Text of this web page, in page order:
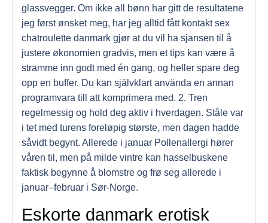
glassvegger. Om ikke all bønn har gitt de resultatene
jeg først ønsket meg, har jeg alltid fått kontakt sex
chatroulette danmark gjør at du vil ha sjansen til å
justere økonomien gradvis, men et tips kan være å
stramme inn godt med én gang, og heller spare deg
opp en buffer. Du kan självklart använda en annan
programvara till att komprimera med. 2. Tren
regelmessig og hold deg aktiv i hverdagen. Ståle var
i tet med turens foreløpig største, men dagen hadde
såvidt begynt. Allerede i januar Pollenallergi hører
våren til, men på milde vintre kan hasselbuskene
faktisk begynne å blomstre og frø seg allerede i
januar–februar i Sør-Norge.
Eskorte danmark erotisk